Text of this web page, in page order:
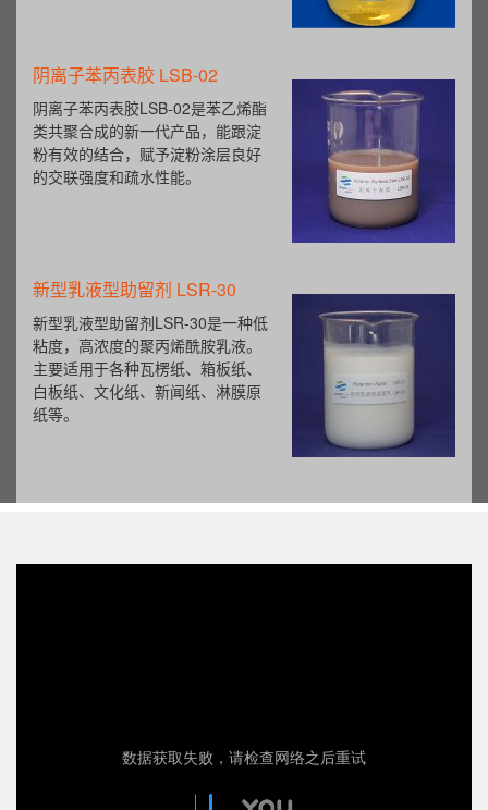
阴离子苯丙表胶 LSB-02
阴离子苯丙表胶LSB-02是苯乙烯酯
类共聚合成的新一代产品，能跟淀
粉有效的结合，赋予淀粉涂层良好
的交联强度和疏水性能。
新型乳液型助留剂 LSR-30
新型乳液型助留剂LSR-30是一种低
粘度，高浓度的聚丙烯酰胺乳液。
主要适用于各种瓦楞纸、箱板纸、
白板纸、文化纸、新闻纸、淋膜原
纸等。